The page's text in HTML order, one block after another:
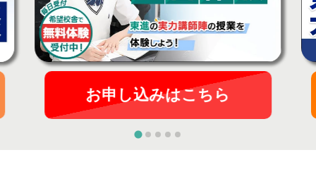
お申し込みはこちら